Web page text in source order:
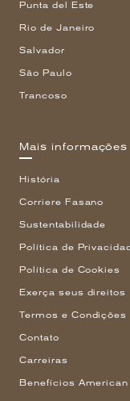
Punta del Este
Rio de Janeiro
Salvador
São Paulo
Trancoso
Mais informações
História
Corriere Fasano
Sustentabilidade
Política de
Política de Cookies
Exerça seus direitos
Termos e Condições
Contato
Carreiras
Benefícios American